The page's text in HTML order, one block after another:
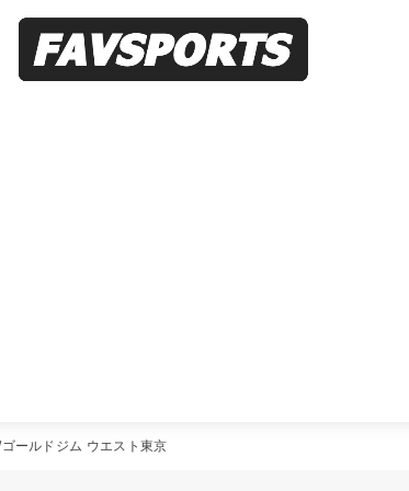
ゴールドジム ウエスト東京